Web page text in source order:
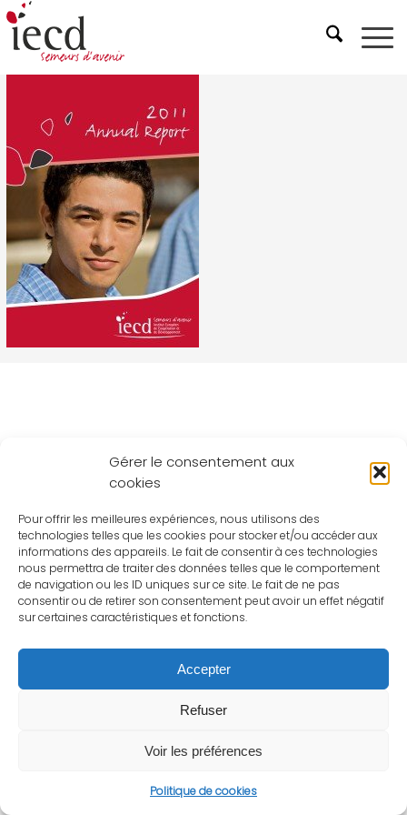
Gérer le consentement aux
cookies
Pour offrir les meilleures expériences, nous utilisons des
technologies telles que les cookies pour stocker et/ou accéder aux
informations des appareils. Le fait de consentir à ces technologies
nous permettra de traiter des données telles que le comportement
de navigation ou les ID uniques sur ce site. Le fait de ne pas
consentir ou de retirer son consentement peut avoir un effet négatif
sur certaines caractéristiques et fonctions.
Accepter
Refuser
Voir les préférences
Politique de cookies